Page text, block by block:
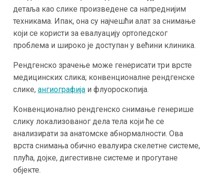
детаља као слике произведене са напреднијим
техникама. Ипак, она су најчешћи алат за снимање
који се користи за евалуацију ортопедског
проблема и широко је доступан у већини клиника.
Рендгенско зрачење може генерисати три врсте
медицинских слика; конвенционалне рендгенске
слике, ангиографијаи флуороскопија.
Конвенционално рендгенско снимање генерише
слику локализованог дела тела који ће се
анализирати за анатомске абнормалности. Ова
врста снимања обично евалуира скелетне системе,
плућа, дојке, дигестивне системе и прогутане
објекте.